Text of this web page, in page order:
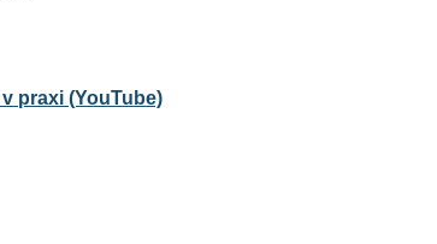
praxi (YouTube)